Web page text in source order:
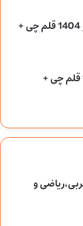
دانلود آزمون هدیه 11 مهر 1404 قلم چی +
دانلود آزمون 2 آبان 1404 قلم چی +
و